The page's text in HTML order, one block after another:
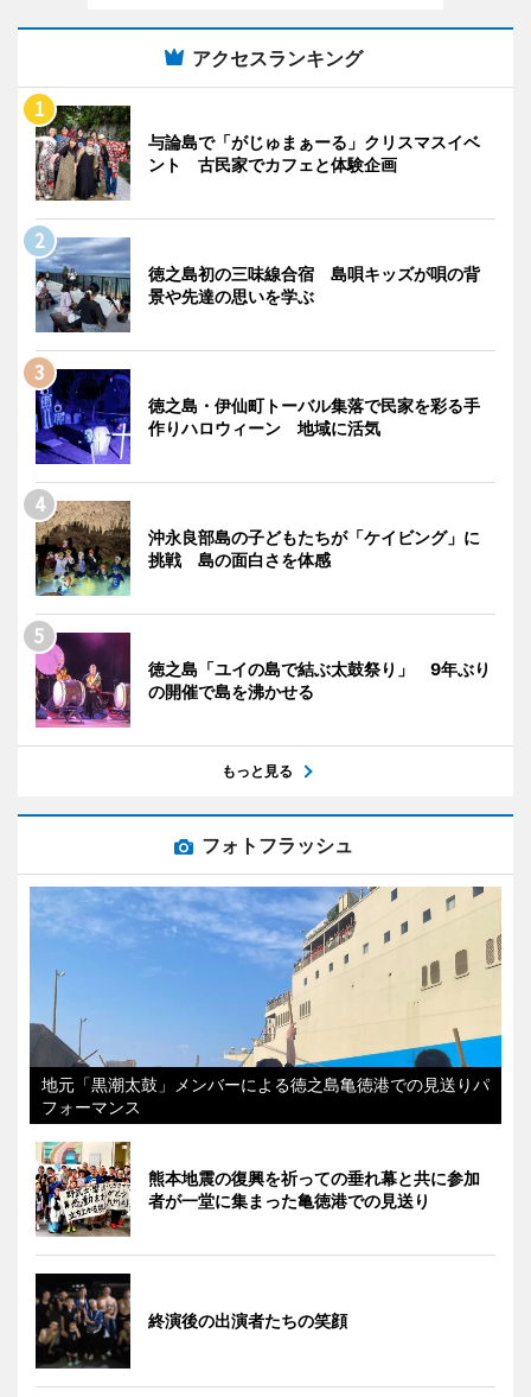
アクセスランキング
与論島で「がじゅまぁーる」クリスマスイベ
ント 古民家でカフェと体験企画
徳之島初の三味線合宿 島唄キッズが唄の背
景や先達の思いを学ぶ
徳之島・伊仙町トーバル集落で民家を彩る手
作りハロウィーン 地域に活気
沖永良部島の子どもたちが「ケイビング」に
挑戦 島の面白さを体感
徳之島「ユイの島で結ぶ太鼓祭り」 9年ぶり
の開催で島を沸かせる
もっと見る
フォトフラッシュ
地元「黒潮太鼓」メンバーによる徳之島亀徳港での見送りパ
フォーマンス
熊本地震の復興を祈っての垂れ幕と共に参加
者が一堂に集まった亀徳港での見送り
終演後の出演者たちの笑顔